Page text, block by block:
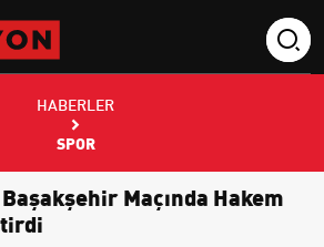
HABERLER
SPOR
Maçında Hakem